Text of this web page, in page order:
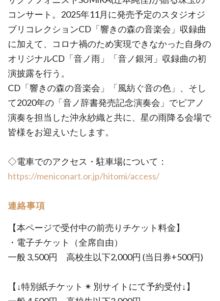
コンサート。2025年11月に発売予定のスタジオジ
ブリコレクションCD「響きの森の音楽会」収録曲
に加えて、コロナ禍のため実現できなかった自身の
オリジナルCD「音ノ雨」「音ノ銀河」収録曲の初
演披露を行う。
CD「響きの森の音楽会」「風紡ぐ音の色」、そし
て2020年の「音ノ辞書発売記念演奏会」でピアノ
演奏を担当した沖永紗織と共に、星の雨降る会場で
皆様をお迎えいたします。
◇電車でのアクセス・駐車場について：
https://meniconart.or.jp/hitomi/access/
連絡事項
【本ページで受付中の前売りチケット料金】
・電子チケット（全席自由）
一般 3,500円 高校生以下2,000円 (当日券+500円)
【↓特別紙チケット ✴︎ 別サイトにて予約受付↓】